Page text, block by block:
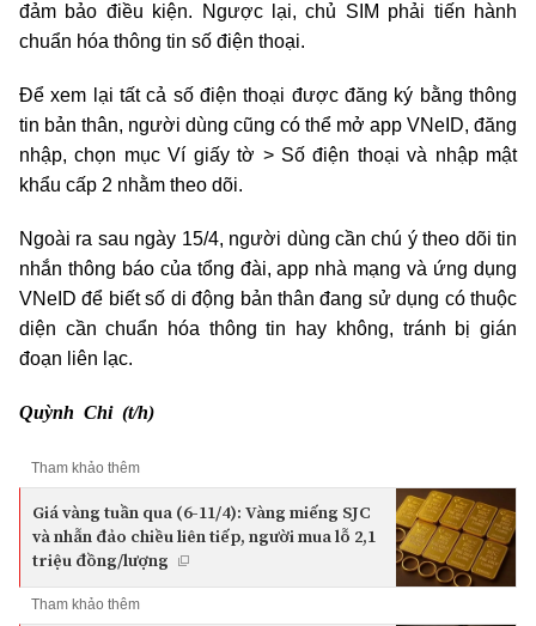
đảm bảo điều kiện. Ngược lại, chủ SIM phải tiến hành
chuẩn hóa thông tin số điện thoại.
Để xem lại tất cả số điện thoại được đăng ký bằng thông
tin bản thân, người dùng cũng có thể mở app VNeID, đăng
nhập, chọn mục Ví giấy tờ > Số điện thoại và nhập mật
khẩu cấp 2 nhằm theo dõi.
Ngoài ra sau ngày 15/4, người dùng cần chú ý theo dõi tin
nhắn thông báo của tổng đài, app nhà mạng và ứng dụng
VNeID để biết số di động bản thân đang sử dụng có thuộc
diện cần chuẩn hóa thông tin hay không, tránh bị gián
đoạn liên lạc.
Quỳnh Chi (t/h)
Tham khảo thêm
Giá vàng tuần qua (6-11/4): Vàng miếng SJC
và nhẫn đảo chiều liên tiếp, người mua lỗ 2,1
triệu đồng/lượng
Tham khảo thêm